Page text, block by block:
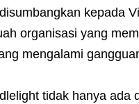
kepada
organisasi yang
mengalami
tidak hanya ada